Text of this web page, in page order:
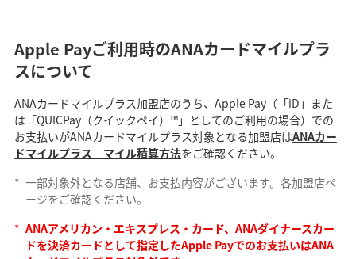
Apple Payご利用時のANAカードマイルプラ
スについて
ANAカードマイルプラス加盟店のうち、Apple Pay（「iD」また
は「QUICPay（クイックペイ）™」としてのご利用の場合）での
お支払いがANAカードマイルプラス対象となる加盟店はANAカー
ドマイルプラス マイル積算方法をご確認ください。
* 一部対象外となる店舗、お支払内容がございます。各加盟店ペ
ージをご確認ください。
* ANAアメリカン・エキスプレス・カード、ANAダイナースカー
ドを決済カードとして指定したApple Payでのお支払いはANA